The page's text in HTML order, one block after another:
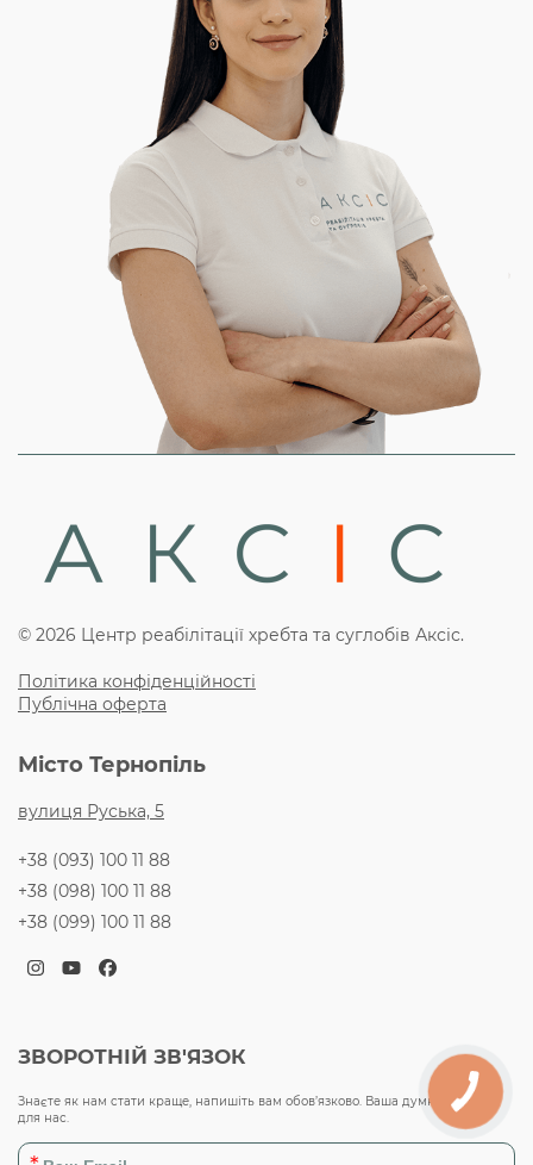
© 2026 Центр реабілітації хребта та суглобів Аксіс.
Політика конфіденційності
Публічна оферта
Місто Тернопіль
вулиця Руська, 5
+38 (093) 100 11 88
+38 (098) 100 11 88
+38 (099) 100 11 88
Instagram
YouTubeFacebook
ЗВОРОТНІЙ ЗВ'ЯЗОК
Знаєте як нам стати краще, напишіть вам обов’язково. Ваша думка важлива
для нас.